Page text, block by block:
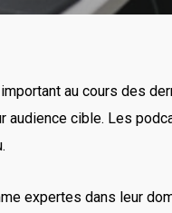
au cours des
cible. Les
expertes dans leur